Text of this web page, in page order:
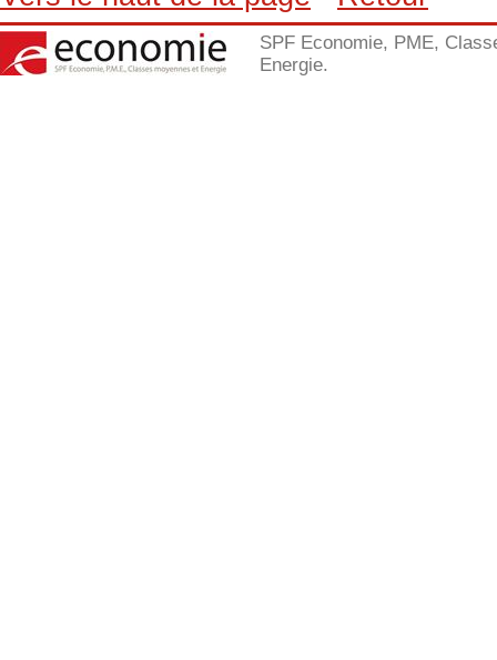
SPF Economie, PME,
Energie.